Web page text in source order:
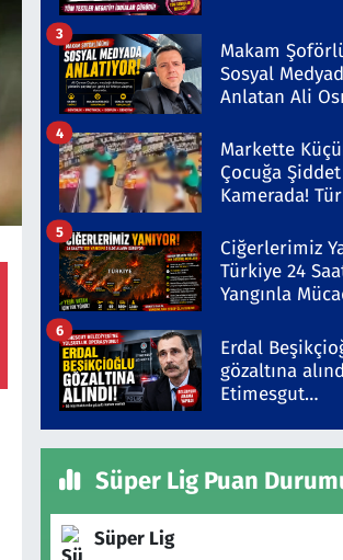
Makam
Sosyal
Anlatan Ali
3
Markette
Çocuğa Şiddet
Kamerada!
Şüpheli
4
Ciğerlerimiz
Türkiye 24
Yangınla
5
Erdal
gözaltına
Etimesgut
6
Süper Lig Puan
Süper Lig